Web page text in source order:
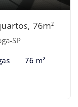
76m²
SP
76 m²